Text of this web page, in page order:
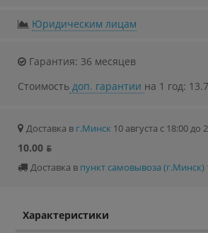
Юридическим лицам
Гарантия: 36 месяцев
Стоимость доп. гарантии на 1 год:
Доставка в г.Минск 10 августа с 18:00 до
10.00 ƃ
Доставка в пункт самовывоза (г.Минск)
Характеристики